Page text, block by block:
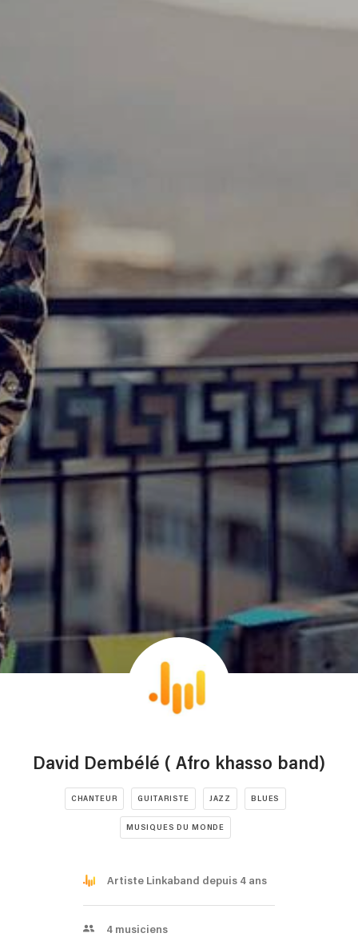
David Dembélé ( Afro khasso band)
CHANTEUR GUITARISTE JAZZ BLUES
MUSIQUES DU MONDE
Artiste Linkaband depuis 4 ans
4 musiciens